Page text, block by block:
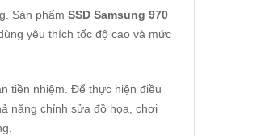
Sản phẩm SSD Samsung 970
yêu thích tốc độ cao và mức
tiền nhiệm. Để thực hiện điều
năng chỉnh sửa đồ họa, chơi